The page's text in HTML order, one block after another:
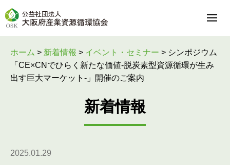
ホーム > 新着情報 > イベント・セミナー > シンポジウム
「CE×CNでひらく新たな価値-脱炭素型資源循環が生み
出す巨大マーケット-」開催のご案内
新着情報
2025.01.29